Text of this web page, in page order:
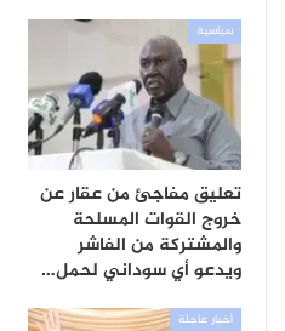
سياسية
تعليق مفاجئ من عقار عن
خروج القوات المسلحة
والمشتركة من الفاشر
ويدعو أي سوداني لحمل…
أخبار عاجلة